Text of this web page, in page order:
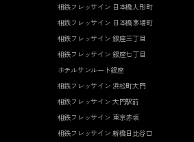
相鉄フレッサイン 日本橋人形町
相鉄フレッサイン 日本橋茅場町
相鉄フレッサイン 銀座三丁目
相鉄フレッサイン 銀座七丁目
ホテルサンルート銀座
相鉄フレッサイン 浜松町大門
相鉄フレッサイン 大門駅前
相鉄フレッサイン 東京赤坂
相鉄フレッサイン 新橋日比谷口